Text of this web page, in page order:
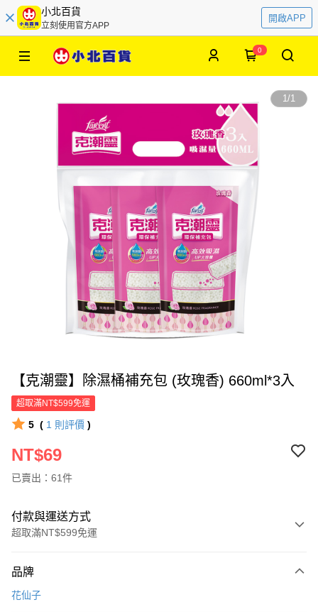
小北百貨
立刻使用官方APP
開啟APP
0
1/1
【克潮靈】除濕桶補充包 (玫瑰香) 660ml*3入
超取滿NT$599免運
5 ( 1 則評價 )
NT$69
已賣出：61件
付款與運送方式
超取滿NT$599免運
信用卡一次付款
品牌
花仙子